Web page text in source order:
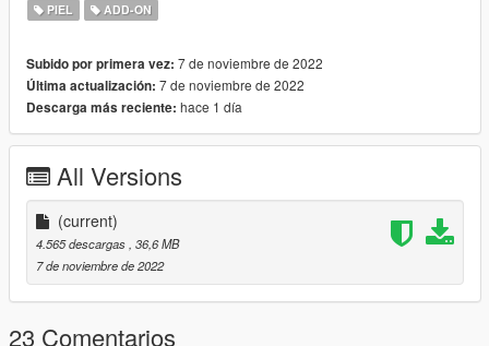
_________________________❤
_________________________❤
_________________________
content you want to do on YouTube, Twitch or whatever, but
please give me credit and leave a link to the original download
page. Please don't reupload the mod anywhere without my
permission
PIEL ADD-ON
Subido por primera vez: 7 de noviembre de 2022
Última actualización: 7 de noviembre de 2022
Descarga más reciente: hace 1 día
All Versions
(current)
4.565 descargas , 36,6 MB
7 de noviembre de 2022
23 Comentarios